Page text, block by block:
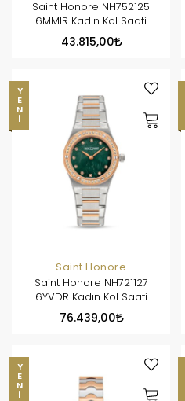
Saint Honore NH752125
6MMIR Kadın Kol Saati
43.815,00
YENI
Saint Honore
Saint Honore NH721127
6YVDR Kadın Kol Saati
76.439,00
YENI